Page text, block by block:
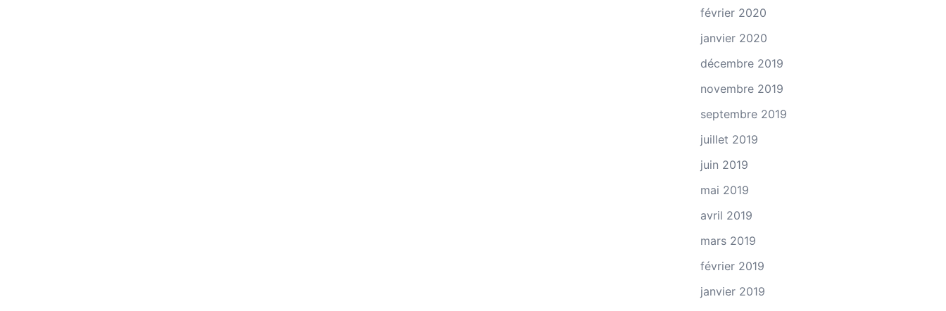
février 2020
janvier 2020
décembre 2019
novembre 2019
septembre 2019
juillet 2019
juin 2019
mai 2019
avril 2019
mars 2019
février 2019
janvier 2019